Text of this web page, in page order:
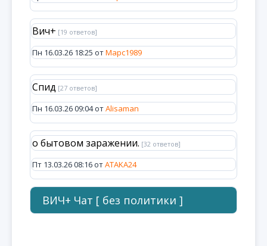
Вич+ [19 ответов]
Пн 16.03.26 18:25 отМарс1989
Спид [27 ответов]
Пн 16.03.26 09:04 отAlisaman
о бытовом заражении. [32 ответов]
Пт 13.03.26 08:16 отATAKA24
ВИЧ+ Чат [ без политики ]